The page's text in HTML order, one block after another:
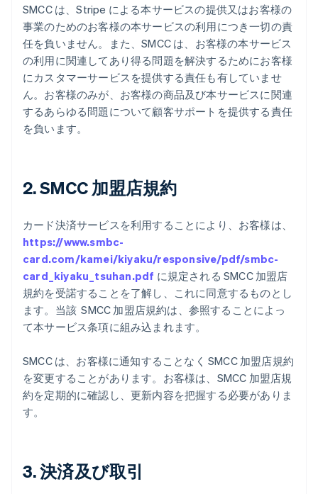
SMCC は、Stripe による本サービスの提供又はお客様の
事業のためのお客様の本サービスの利用につき一切の責
任を負いません。また、SMCC は、お客様の本サービス
の利用に関連してあり得る問題を解決するためにお客様
にカスタマーサービスを提供する責任も有していませ
ん。お客様のみが、お客様の商品及び本サービスに関連
するあらゆる問題について顧客サポートを提供する責任
を負います。
2. SMCC 加盟店規約
カード決済サービスを利用することにより、お客様は、
https://www.smbc-
card.com/kamei/kiyaku/responsive/pdf/smbc-
card_kiyaku_tsuhan.pdf に規定される SMCC 加盟店
規約を受諾することを了解し、これに同意するものとし
ます。当該 SMCC 加盟店規約は、参照することによっ
て本サービス条項に組み込まれます。
SMCC は、お客様に通知することなく SMCC 加盟店規約
を変更することがあります。お客様は、SMCC 加盟店規
約を定期的に確認し、更新内容を把握する必要がありま
す。
3. 決済及び取引
กรีซ
English
เขตบริหารพิเศษฮ่องกง ประเทศจีน
English Français
โครเอเชีย
EnglishItaliano
ญี่ปุ่น
日本語English